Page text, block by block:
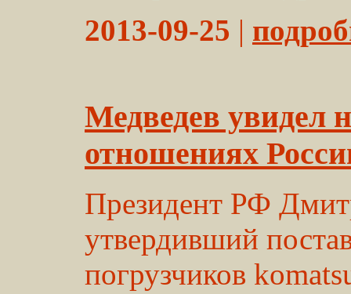
2013-09-25 |
Медведев увидел
отношениях
Президент РФ
утвердивший
погрузчиков